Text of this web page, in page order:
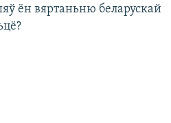
ён вяртаньню беларускай